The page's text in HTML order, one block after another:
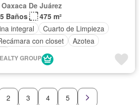
De Juárez
Baños
475 m²
integral
Cuarto de Limpieza
con closet
Azotea
GROUP
2 3 4 5